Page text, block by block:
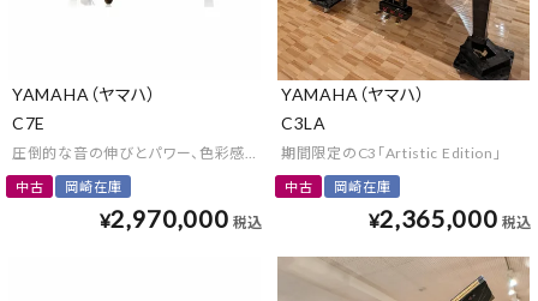
YAMAHA（ヤマハ）
C7E
圧倒的な音の伸びとパワー、色彩感のある艶やかな音色
中古 岡崎在庫
¥2,970,000 税込
YAMAHA（ヤマハ）
C3LA
期間限定のC3「Artistic Edition」
中古 岡崎在庫
¥2,365,000 税込